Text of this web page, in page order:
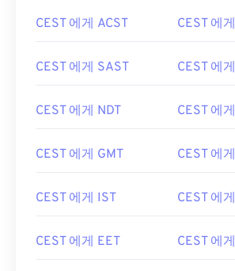
CEST 에게 ACST CEST 에
CEST 에게 SAST CEST 에
CEST 에게 NDT CEST 에
CEST 에게 GMT CEST 에
CEST 에게 IST CEST 에
CEST 에게 EET CEST 에